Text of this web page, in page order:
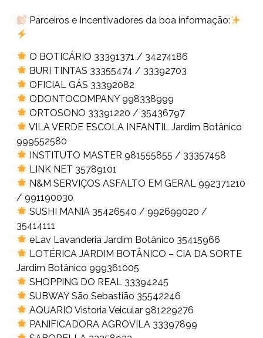
Parceiros e Incentivadores da boa informação:
O BOTICÁRIO 33391371 / 34274186
BURI TINTAS 33355474 / 33392703
OFICIAL GÁS 33392082
ODONTOCOMPANY 998338999
ORTOSONO 33391220 / 35436797
VILA VERDE ESCOLA INFANTIL Jardim Botânico
999552580
INSTITUTO MASTER 981555855 / 33357458
LINK NET 35789101
N&M SERVIÇOS ASFALTO EM GERAL 992371210
/ 991190030
SUSHI MANIA 35426540 / 992699020 /
35414111
eLav Lavanderia Jardim Botânico 35415966
LOTÉRICA JARDIM BOTÂNICO – CIA DA SORTE
Jardim Botânico 999361005
SHOPPING DO REAL 33394245
SUBWAY São Sebastião 35542246
AQUARIO Vistoria Veicular 981229276
PANIFICADORA AGROVILA 33397899